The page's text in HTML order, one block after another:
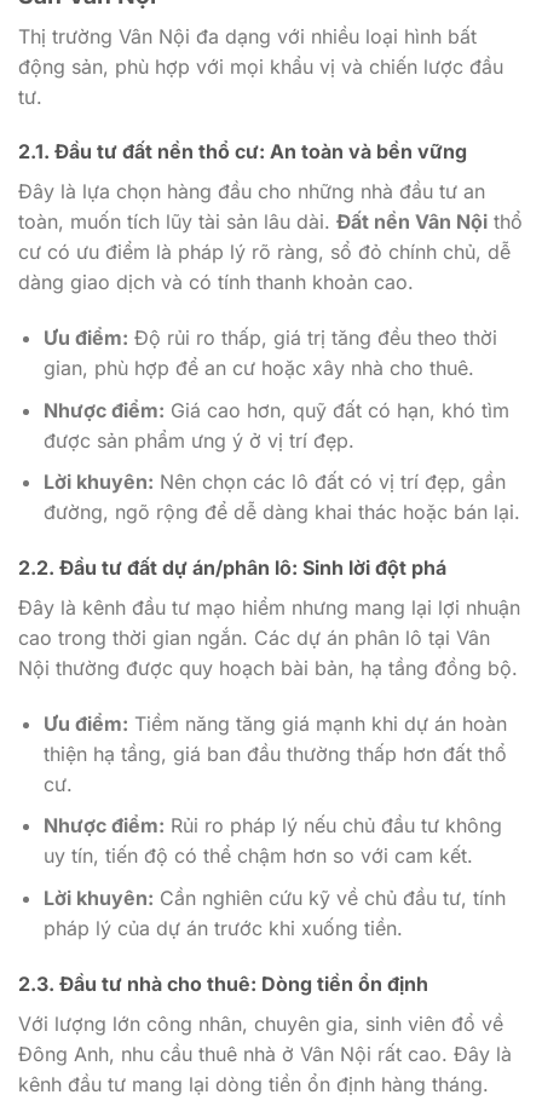
Thị trường Vân Nội đa dạng với nhiều loại hình bất
động sản, phù hợp với mọi khẩu vị và chiến lược đầu
tư.
2.1. Đầu tư đất nền thổ cư: An toàn và bền vững
Đây là lựa chọn hàng đầu cho những nhà đầu tư an
toàn, muốn tích lũy tài sản lâu dài. Đất nền Vân Nội thổ
cư có ưu điểm là pháp lý rõ ràng, sổ đỏ chính chủ, dễ
dàng giao dịch và có tính thanh khoản cao.
Ưu điểm: Độ rủi ro thấp, giá trị tăng đều theo thời
gian, phù hợp để an cư hoặc xây nhà cho thuê.
Nhược điểm: Giá cao hơn, quỹ đất có hạn, khó tìm
được sản phẩm ưng ý ở vị trí đẹp.
Lời khuyên: Nên chọn các lô đất có vị trí đẹp, gần
đường, ngõ rộng để dễ dàng khai thác hoặc bán lại.
2.2. Đầu tư đất dự án/phân lô: Sinh lời đột phá
Đây là kênh đầu tư mạo hiểm nhưng mang lại lợi nhuận
cao trong thời gian ngắn. Các dự án phân lô tại Vân
Nội thường được quy hoạch bài bản, hạ tầng đồng bộ.
Ưu điểm: Tiềm năng tăng giá mạnh khi dự án hoàn
thiện hạ tầng, giá ban đầu thường thấp hơn đất thổ
cư.
Nhược điểm: Rủi ro pháp lý nếu chủ đầu tư không
uy tín, tiến độ có thể chậm hơn so với cam kết.
Lời khuyên: Cần nghiên cứu kỹ về chủ đầu tư, tính
pháp lý của dự án trước khi xuống tiền.
2.3. Đầu tư nhà cho thuê: Dòng tiền ổn định
Với lượng lớn công nhân, chuyên gia, sinh viên đổ về
Đông Anh, nhu cầu thuê nhà ở Vân Nội rất cao. Đây là
kênh đầu tư mang lại dòng tiền ổn định hàng tháng.